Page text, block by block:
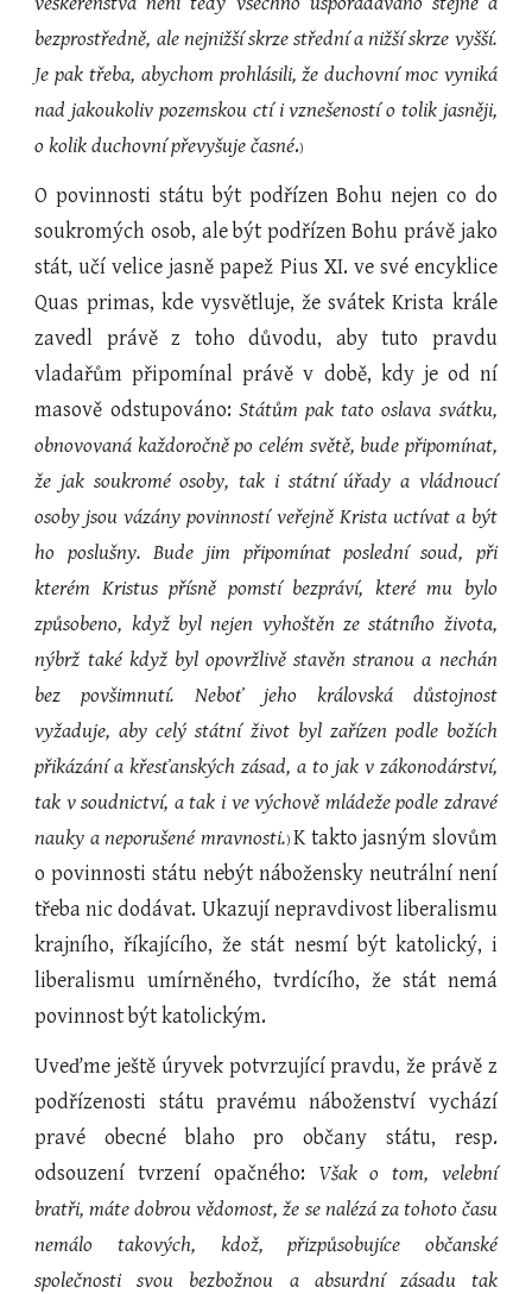
bezprostředně, ale nejnižší skrze střední a nižší skrze vyšší.
Je pak třeba, abychom prohlásili, že duchovní moc vyniká
nad jakoukoliv pozemskou ctí i vznešeností o tolik jasněji,
o kolik duchovní převyšuje časné.)
O povinnosti státu být podřízen Bohu nejen co do
soukromých osob, ale být podřízen Bohu právě jako
stát, učí velice jasně papež Pius XI. ve své encyklice
Quas primas, kde vysvětluje, že svátek Krista krále
zavedl právě z toho důvodu, aby tuto pravdu
vladařům připomínal právě v době, kdy je od ní
masově odstupováno: Státům pak tato oslava svátku,
obnovovaná každoročně po celém světě, bude připomínat,
že jak soukromé osoby, tak i státní úřady a vládnoucí
osoby jsou vázány povinností veřejně Krista uctívat a být
ho poslušny. Bude jim připomínat poslední soud, při
kterém Kristus přísně pomstí bezpráví, které mu bylo
způsobeno, když byl nejen vyhoštěn ze státního života,
nýbrž také když byl opovržlivě stavěn stranou a nechán
bez povšimnutí. Neboť jeho královská důstojnost
vyžaduje, aby celý státní život byl zařízen podle božích
přikázání a křesťanských zásad, a to jak v zákonodárství,
tak v soudnictví, a tak i ve výchově mládeže podle zdravé
nauky a neporušené mravnosti.)K takto jasným slovům
o povinnosti státu nebýt nábožensky neutrální není
třeba nic dodávat. Ukazují nepravdivost liberalismu
krajního, říkajícího, že stát nesmí být katolický, i
liberalismu umírněného, tvrdícího, že stát nemá
povinnost být katolickým.
Uveďme ještě úryvek potvrzující pravdu, že právě z
podřízenosti státu pravému náboženství vychází
pravé obecné blaho pro občany státu, resp.
odsouzení tvrzení opačného: Však o tom, velební
bratři, máte dobrou vědomost, že se nalézá za tohoto času
nemálo takových, kdož, přizpůsobujíce občanské
společnosti svou bezbožnou a absurdní zásadu tak